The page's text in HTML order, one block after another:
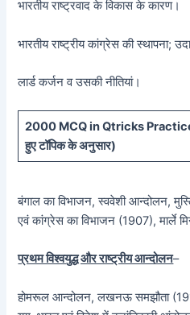
भारतीय राष्ट्रवाद के विकास के कारण।
भारतीय राष्ट्रीय कांग्रेस की स्थापना;
लार्ड कर्जन व उसकी नीतियां।
2000 MCQ in Qtricks
हुए टॉपिक के अनुसार)
बंगाल का विभाजन, स्ववेशी आन्दोलन,
एवं कांग्रेस का विभाजन (1907), मार्ले
प्रथम विश्वयुद्ध और राष्ट्रीय आन्दोलन–
होमरूल आन्दोलन, लखनऊ समझौता